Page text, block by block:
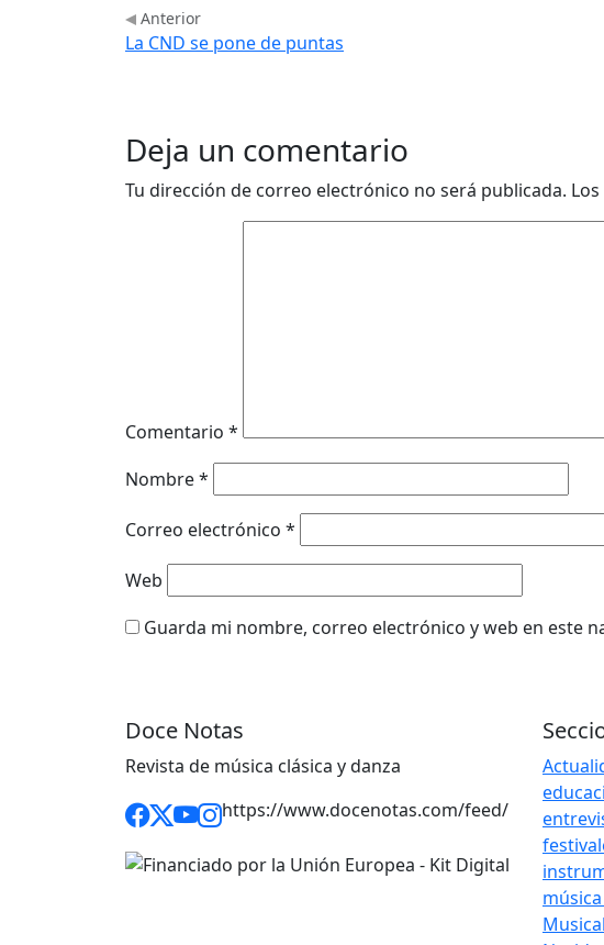
Anterior
La CND se pone de puntas
Deja un comentario
Tu dirección de correo electrónico no será publicada.
Comentario *
Nombre*
Correo electrónico *
Web
Guarda mi nombre, correo electrónico y web en este
Doce Notas
Revista de música clásica y danza
https://www.docenotas.com/feed/
Musical